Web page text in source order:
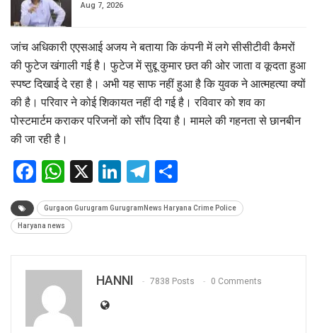
Aug 7, 2026
जांच अधिकारी एएसआई अजय ने बताया कि कंपनी में लगे सीसीटीवी कैमरों
की फुटेज खंगाली गई है। फुटेज में सुद्दू कुमार छत की ओर जाता व कूदता हुआ
स्पष्ट दिखाई दे रहा है। अभी यह साफ नहीं हुआ है कि युवक ने आत्महत्या क्यों
की है। परिवार ने कोई शिकायत नहीं दी गई है। रविवार को शव का
पोस्टमार्टम कराकर परिजनों को सौंप दिया है। मामले की गहनता से छानबीन
की जा रही है।
Facebook
WhatsApp
X LinkedIn
Telegram
Gurgaon Gurugram GurugramNews Haryana Crime Police
Haryana news
HANNI 7838 Posts 0 Comments